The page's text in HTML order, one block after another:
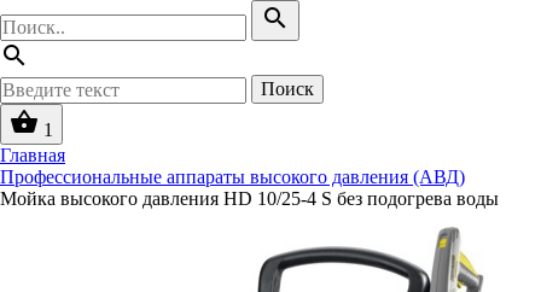
search
search
Поиск
shopping_basket 1
Главная
Профессиональные аппараты высокого давления (АВД)
Мойка высокого давления HD 10/25-4 S без подогрева воды